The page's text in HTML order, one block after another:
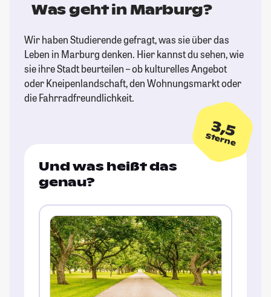
Was geht in Marburg?
Wir haben Studierende gefragt, was sie über das
Leben in Marburg denken. Hier kannst du sehen, wie
sie ihre Stadt beurteilen – ob kulturelles Angebot
oder Kneipenlandschaft, den Wohnungsmarkt oder
die Fahrradfreundlichkeit.
3,5
Sterne
Und was heißt das
genau?